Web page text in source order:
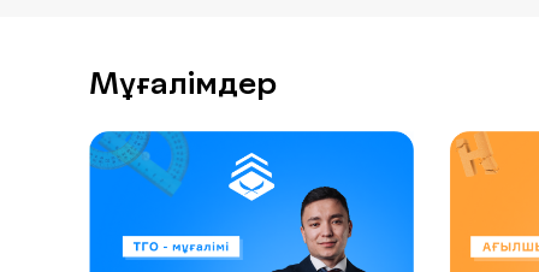
Мұғалімдер